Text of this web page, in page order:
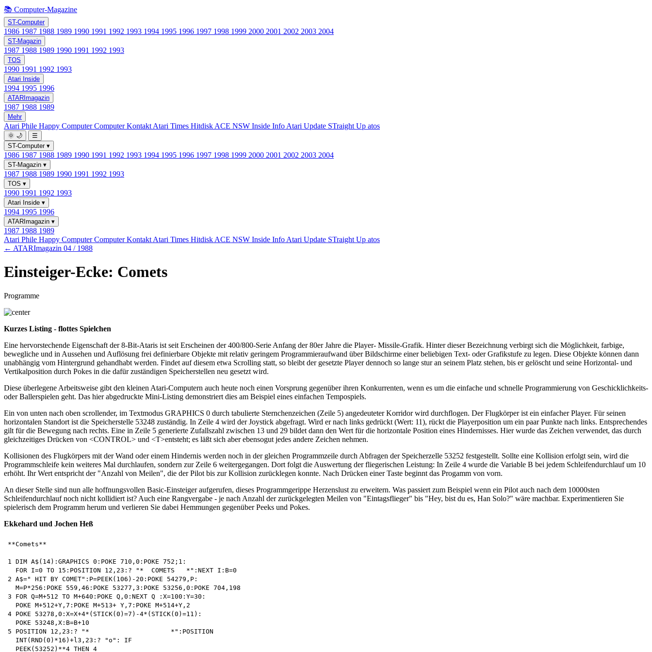
📚 Computer-Magazine
ST-Computer
1986 1987 1988 1989 1990 1991 1992 1993 1994 1995 1996 1997 1998 1999 2000 2001 2002 2003 2004
ST-Magazin
1987 1988 1989 1990 1991 1992 1993
TOS
1990 1991 1992 1993
Atari Inside
1994 1995 1996
ATARImagazin
1987 1988 1989
Mehr
Atari Phile Happy ComputerComputer Kontakt Atari Times Hitdisk ACE NSW Inside Info Atari Update STraight Up atos
🌞 🌙
☰
ST-Computer ▾
1986 1987 1988 1989 1990 1991 1992 1993 1994 1995 1996 1997 1998 1999 2000 2001 2002 2003 2004
ST-Magazin ▾
1987 1988 1989 1990 1991 1992 1993
TOS ▾
1990 1991 1992 1993
Atari Inside ▾
1994 1995 1996
ATARImagazin ▾
1987 1988 1989
Atari Phile Happy ComputerComputer Kontakt Atari Times Hitdisk ACE NSW Inside Info Atari Update STraight Up atos
← ATARImagazin 04 / 1988
Einsteiger-Ecke: Comets
Programme
Kurzes Listing - flottes Spielchen
Eine hervorstechende Eigenschaft der 8-Bit-Ataris ist seit Erscheinen der 400/800-Serie Anfang der 80er Jahre die Player- Missile-Grafik. Hinter dieser Bezeichnung verbirgt sich die Möglichkeit, farbige,
bewegliche und in Aussehen und Auflösung frei definierbare Objekte mit relativ geringem Programmieraufwand über Bildschirme einer beliebigen Text- oder Grafikstufe zu legen. Diese Objekte können dann
unabhängig vom Hintergrund gehandhabt werden. Findet auf diesem etwa Scrolling statt, so bleibt der gesetzte Player dennoch so lange stur an seinem Platz stehen, bis er gelöscht und seine Horizontal- und
Vertikalposition durch Pokes in die dafür zuständigen Speicherstellen neu gesetzt wird.
Diese überlegene Arbeitsweise gibt den kleinen Atari-Computern auch heute noch einen Vorsprung gegenüber ihren Konkurrenten, wenn es um die einfache und schnelle Programmierung von Geschicklichkeits-
oder Ballerspielen geht. Das hier abgedruckte Mini-Listing demonstriert dies am Beispiel eines einfachen Tempospiels.
Ein von unten nach oben scrollender, im Textmodus GRAPHICS 0 durch tabulierte Sternchenzeichen (Zeile 5) angedeuteter Korridor wird durchflogen. Der Flugkörper ist ein einfacher Player. Für seinen
horizontalen Standort ist die Speicherstelle 53248 zuständig. In Zeile 4 wird der Joystick abgefragt. Wird er nach links gedrückt (Wert: 11), rückt die Playerposition um ein paar Punkte nach links. Entsprechendes
gilt für die Bewegung nach rechts. Eine in Zeile 5 generierte Zufallszahl zwischen 13 und 29 bildet dann den Wert für die horizontale Position eines Hindernisses. Hier wurde das Zeichen verwendet, das durch
gleichzeitiges Drücken von <CONTROL> und <T>entsteht; es läßt sich aber ebensogut jedes andere Zeichen nehmen.
Kollisionen des Flugkörpers mit der Wand oder einem Hindernis werden noch in der gleichen Programmzeile durch Abfragen der Speicherzelle 53252 festgestellt. Sollte eine Kollision erfolgt sein, wird die
Programmschleife kein weiteres Mal durchlaufen, sondern zur Zeile 6 weitergegangen. Dort folgt die Auswertung der fliegerischen Leistung: In Zeile 4 wurde die Variable B bei jedem Schleifendurchlauf um 10
erhöht. Ihr Wert entspricht der "Anzahl von Meilen", die der Pilot bis zur Kollision zurücklegen konnte. Nach Drücken einer Taste beginnt das Progamm von vorn.
An dieser Stelle sind nun alle hoffnungsvollen Basic-Einsteiger aufgerufen, dieses Programmgerippe Herzenslust zu erweitern. Was passiert zum Beispiel wenn ein Pilot auch nach dem 10000sten
Schleifendurchlauf noch nicht kollidiert ist? Auch eine Rangvergabe - je nach Anzahl der zurückgelegten Meilen von "Eintagsflieger" bis "Hey, bist du es, Han Solo?" wäre machbar. Experimentieren Sie
spielerisch dem Programm herum und verlieren Sie dabei Hemmungen gegenüber Peeks und Pokes.
Ekkehard und Jochen Heß
**Comets**
1 DIM A$(14):GRAPHICS 0:POKE 710,0:POKE 752;1:
  FOR I=0 TO 15:POSITION 12,23:? "*  COMETS   *":NEXT I:B=0
2 A$=" HIT BY COMET":P=PEEK(106)-20:POKE 54279,P:
  M=P*256:POKE 559,46:POKE 53277,3:POKE 53256,0:POKE 704,198
3 FOR Q=M+512 TO M+640:POKE Q,0:NEXT Q :X=100:Y=30:
  POKE M+512+Y,7:POKE M+513+ Y,7:POKE M+514+Y,2
4 POKE 53278,0:X=X+4*(STICK(0)=7)-4*(STICK(0)=11):
  POKE 53248,X:B=B+10
5 POSITION 12,23:? "*                     *":POSITION
  INT(RND(0)*16)+l3,23:? "o": IF
  PEEK(53252)**4 THEN 4